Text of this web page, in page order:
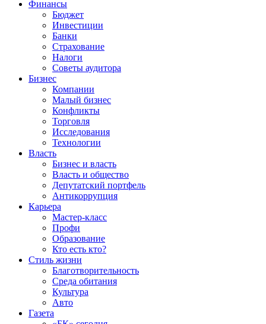
Финансы
Бюджет
Инвестиции
Банки
Страхование
Налоги
Советы аудитора
Бизнес
Компании
Малый бизнес
Конфликты
Торговля
Исследования
Технологии
Власть
Бизнес и власть
Власть и общество
Депутатский портфель
Антикоррупция
Карьера
Мастер-класс
Профи
Образование
Кто есть кто?
Стиль жизни
Благотворительность
Среда обитания
Культура
Авто
Газета